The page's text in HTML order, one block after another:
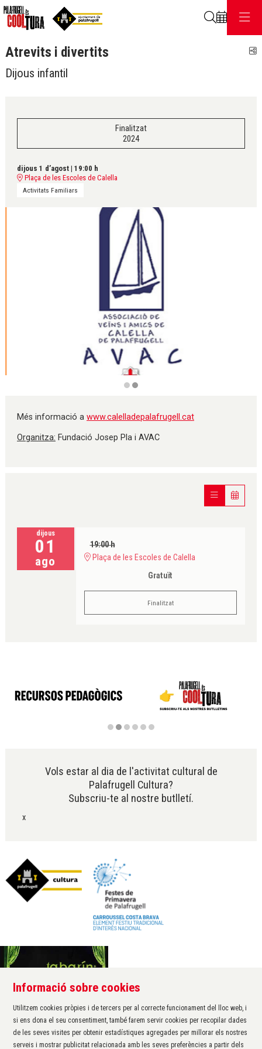
Atrevits i divertits
Dijous infantil
Finalitzat
2024
dijous 1 d’agost | 19:00 h
Plaça de les Escoles de Calella
Activitats Familiars
Més informació a www.calelladepalafrugell.cat
Organitza: Fundació Josep Pla i AVAC
dijous
01
ago
19:00 h
Plaça de les Escoles de Calella
Gratuït
Finalitzat
Vols estar al dia de l'activitat cultural de
Palafrugell Cultura?
Subscriu-te al nostre butlletí.
x
Àrea de cultura de l'Ajuntament de Palafrugell
Carrer Santa Margarida, 1
17200 Palafrugell
972 611 172 ·
cultura@palafrugell.cat
Informació sobre cookies
Utilitzem cookies pròpies i de tercers per al correcte funcionament del lloc web, i
si ens dona el seu consentiment, també farem servir cookies per recopilar dades
de les seves visites per obtenir estadístiques agregades per millorar els nostres
serveis i mostrar publicitat relacionada amb les seves preferències a partir dels